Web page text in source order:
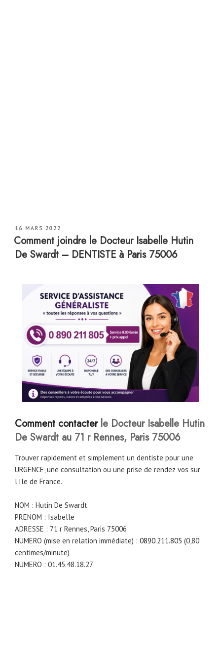
PUBLIÉ
LE
16 MARS 2022
Comment joindre le Docteur Isabelle Hutin
De Swardt – DENTISTE à Paris 75006
Comment contacterle Docteur Isabelle Hutin
De Swardt au 71 r Rennes, Paris 75006
Trouver rapidement et simplement un dentiste pour une
URGENCE, une consultation ou une prise de rendez vos sur
l’Ile de France.
NOM : Hutin De Swardt
PRENOM : Isabelle
ADRESSE : 71 r Rennes, Paris 75006
NUMERO (mise en relation immédiate) : 0890.211.805 (0,80
centimes/minute)
NUMERO : 01.45.48.18.27